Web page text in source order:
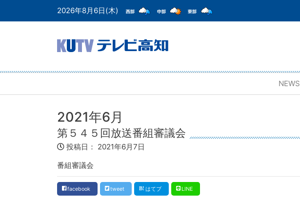
2026年8月6日(木)
NEWS
2021年6月
第５４５回放送番組審議会
投稿日： 2021年6月7日
番組審議会
facebook tweet はてブ LINE